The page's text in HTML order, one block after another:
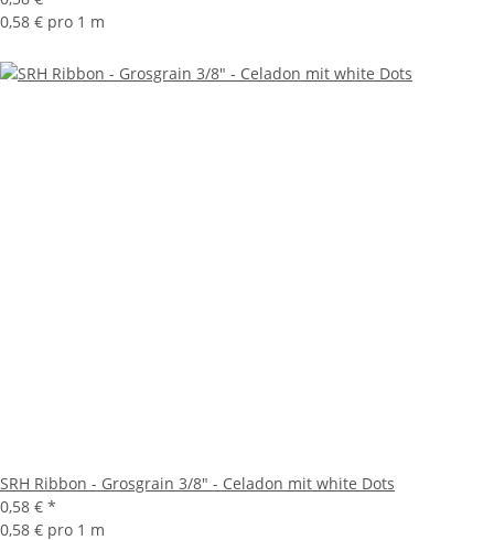
0,58 € pro 1 m
SRH Ribbon - Grosgrain 3/8" - Celadon mit white Dots
0,58 € *
0,58 € pro 1 m